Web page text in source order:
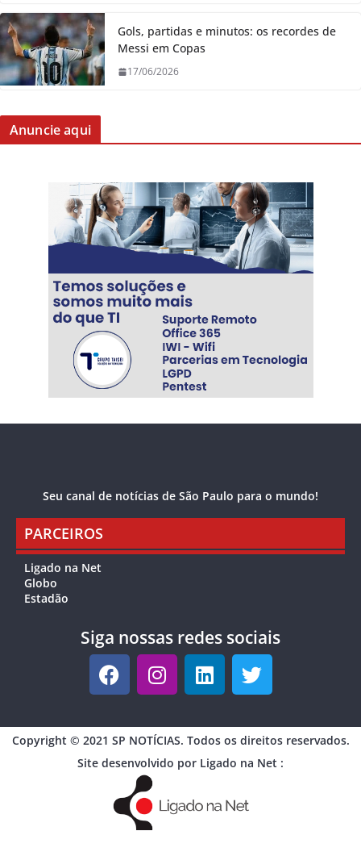
Gols, partidas e minutos: os recordes de
Messi em Copas
17/06/2026
Anuncie aqui
Seu canal de notícias de São Paulo para o mundo!
PARCEIROS
Ligado na Net
Globo
Estadão
Siga nossas redes sociais
Copyright © 2021 SP NOTÍCIAS. Todos os direitos reservados.
Site desenvolvido por Ligado na Net :